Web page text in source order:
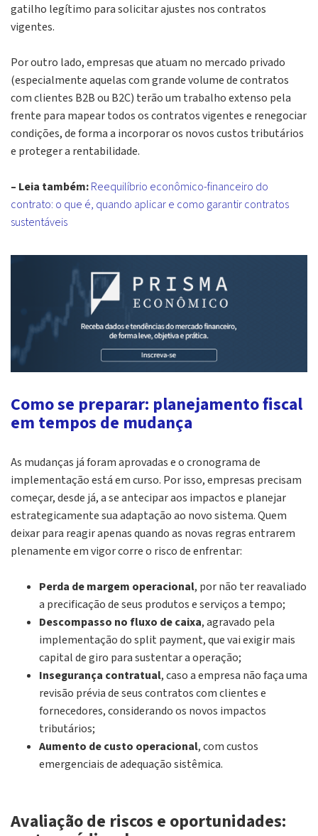
gatilho legítimo para solicitar ajustes nos contratos
vigentes.
Por outro lado, empresas que atuam no mercado privado
(especialmente aquelas com grande volume de contratos
com clientes B2B ou B2C) terão um trabalho extenso pela
frente para mapear todos os contratos vigentes e renegociar
condições, de forma a incorporar os novos custos tributários
e proteger a rentabilidade.
– Leia também:Reequilíbrio econômico-financeiro do
contrato: o que é, quando aplicar e como garantir contratos
sustentáveis
Como se preparar: planejamento fiscal
em tempos de mudança
As mudanças já foram aprovadas e o cronograma de
implementação está em curso. Por isso, empresas precisam
começar, desde já, a se antecipar aos impactos e planejar
estrategicamente sua adaptação ao novo sistema. Quem
deixar para reagir apenas quando as novas regras entrarem
plenamente em vigor corre o risco de enfrentar:
Perda de margem operacional, por não ter reavaliado
a precificação de seus produtos e serviços a tempo;
Descompasso no fluxo de caixa, agravado pela
implementação dosplit payment, que vai exigir mais
capital de giro para sustentar a operação;
Insegurança contratual, caso a empresa não faça uma
revisão prévia de seus contratos com clientes e
fornecedores, considerando os novos impactos
tributários;
Aumento de custo operacional, com custos
emergenciais de adequação sistêmica.
Avaliação de riscos e oportunidades: